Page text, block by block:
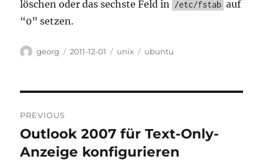
löschen oder das sechste Feld in /etc/fstab auf
“0” setzen.
Author
georg
Posted
2011-12-01 Categories
unix Tags
ubuntu
navigation
PREVIOUS
Previous
post:
Outlook 2007 für Text-Only-
Anzeige konfigurieren